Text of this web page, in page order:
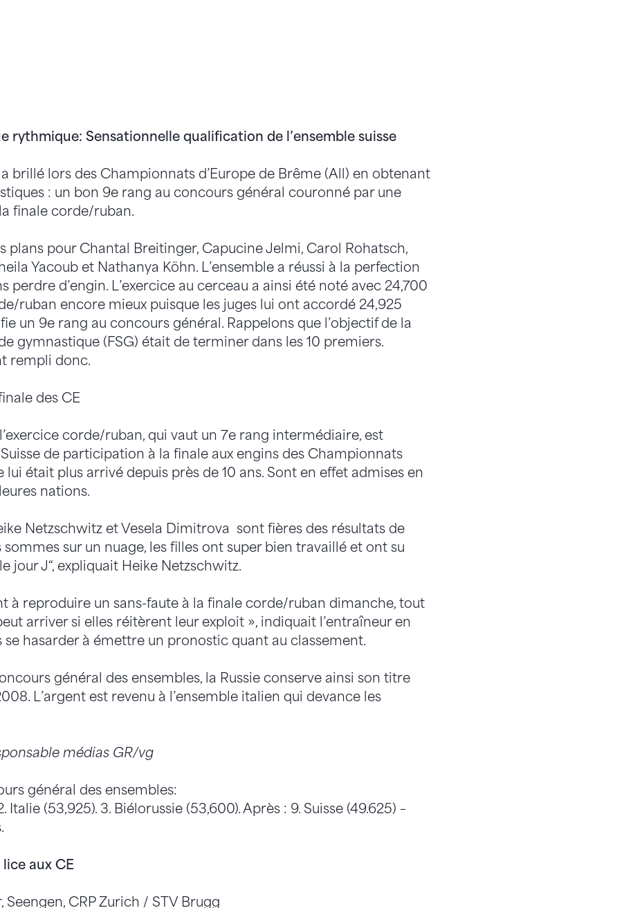
rythmique: Sensationnelle qualification de l’ensemble suisse
a brillé lors des Championnats d’Europe de Brême (All) en obtenant
: un bon 9e rang au concours général couronné par une
finale corde/ruban.
plans pour Chantal Breitinger, Capucine Jelmi, Carol Rohatsch,
Yacoub et Nathanya Köhn. L’ensemble a réussi à la perfection
perdre d’engin. L’exercice au cerceau a ainsi été noté avec 24,700
ruban encore mieux puisque les juges lui ont accordé 24,925
un 9e rang au concours général. Rappelons que l’objectif de la
gymnastique (FSG) était de terminer dans les 10 premiers.
rempli donc.
des CE
corde/ruban, qui vaut un 7e rang intermédiaire, est
de participation à la finale aux engins des Championnats
lui était plus arrivé depuis près de 10 ans. Sont en effet admises en
nations.
Netzschwitz et Vesela Dimitrova sont fières des résultats de
sommes sur un nuage, les filles ont super bien travaillé et ont su
jour J“, expliquait Heike Netzschwitz.
à reproduire un sans-faute à la finale corde/ruban dimanche, tout
arriver si elles réitèrent leur exploit », indiquait l’entraîneur en
se hasarder à émettre un pronostic quant au classement.
général des ensembles, la Russie conserve ainsi son titre
L’argent est revenu à l’ensemble italien qui devance les
médias GR/vg
général des ensembles:
Italie (53,925). 3. Biélorussie (53,600). Après : 9. Suisse (49.625) –
lice aux CE
CRP Zurich / STV Brugg